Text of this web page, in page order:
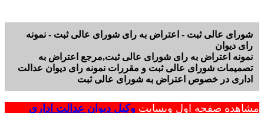
شورای عالی ثبت - اعتراض به رای شورای عالی ثبت - نمونه
رای دیوان
نمونه اعتراض به رای شورای عالی ثبت,مرجع اعتراض به
تصمیمات شورای عالی ثبت و مقررات نمونه رای دیوان عدالت
اداری در خصوص اعتراض به شورای عالی ثبت
مشاهده صفحه اول وبسایت وکیل دیوان عدالت اداری